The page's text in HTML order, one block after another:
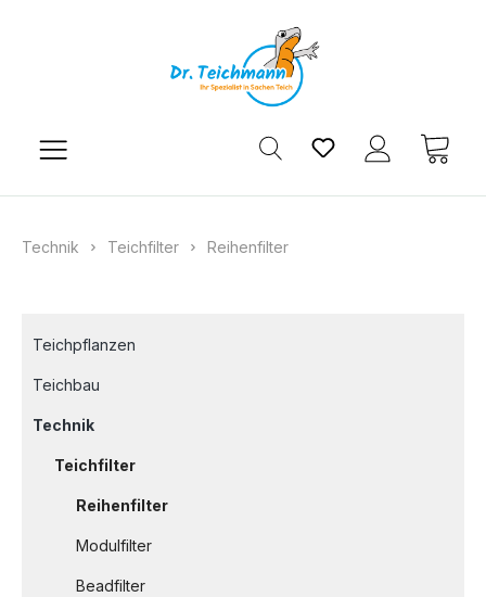
Du hast 0
Technik Teichfilter Reihenfilter
Teichpflanzen
Teichbau
Technik
Teichfilter
Reihenfilter
Modulfilter
Beadfilter